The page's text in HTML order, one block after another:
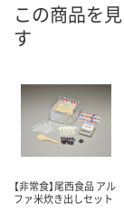
この商品を
す
【非常食】尾西食品 アル
ファ米炊き出しセット